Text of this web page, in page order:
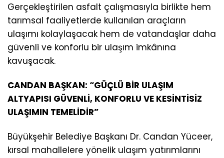
Gerçekleştirilen asfalt çalışmasıyla birlikte hem
tarımsal faaliyetlerde kullanılan araçların
ulaşımı kolaylaşacak hem de vatandaşlar daha
güvenli ve konforlu bir ulaşım imkânına
kavuşacak.
CANDAN BAŞKAN: “GÜÇLÜ BİR ULAŞIM
ALTYAPISI GÜVENLİ, KONFORLU VE KESİNTİSİZ
ULAŞIMIN TEMELİDİR”
Büyükşehir Belediye Başkanı Dr. Candan Yüceer,
kırsal mahallelere yönelik ulaşım yatırımlarını